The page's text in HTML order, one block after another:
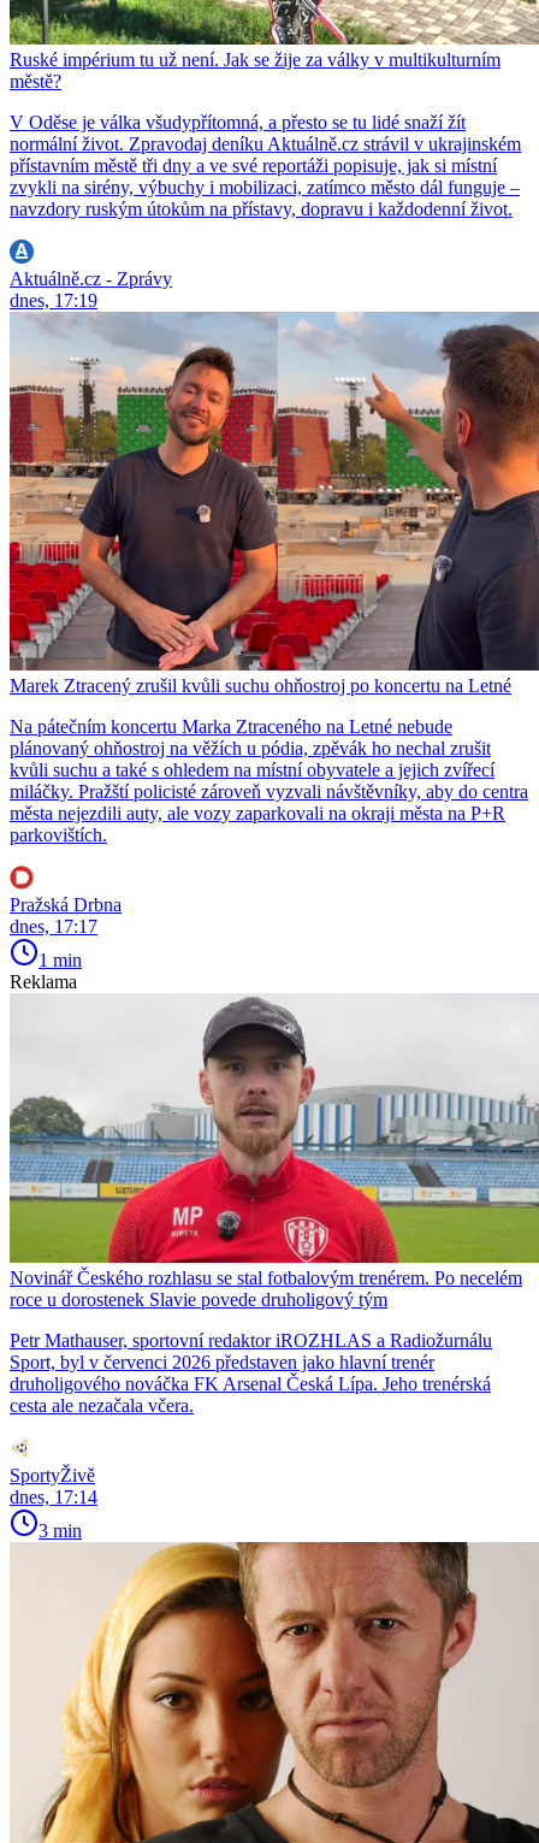
Ruské impérium tu už není. Jak se žije za války v multikulturním
městě?
V Oděse je válka všudypřítomná, a přesto se tu lidé snaží žít
normální život. Zpravodaj deníku Aktuálně.cz strávil v ukrajinském
přístavním městě tři dny a ve své reportáži popisuje, jak si místní
zvykli na sirény, výbuchy i mobilizaci, zatímco město dál funguje –
navzdory ruským útokům na přístavy, dopravu i každodenní život.
Aktuálně.cz - Zprávy
dnes, 17:19
Marek Ztracený zrušil kvůli suchu ohňostroj po koncertu na Letné
Na pátečním koncertu Marka Ztraceného na Letné nebude
plánovaný ohňostroj na věžích u pódia, zpěvák ho nechal zrušit
kvůli suchu a také s ohledem na místní obyvatele a jejich zvířecí
miláčky. Pražští policisté zároveň vyzvali návštěvníky, aby do centra
města nejezdili auty, ale vozy zaparkovali na okraji města na P+R
parkovištích.
Pražská Drbna
dnes, 17:17
1 min
Reklama
Novinář Českého rozhlasu se stal fotbalovým trenérem. Po necelém
roce u dorostenek Slavie povede druholigový tým
Petr Mathauser, sportovní redaktor iROZHLAS a Radiožurnálu
Sport, byl v červenci 2026 představen jako hlavní trenér
druholigového nováčka FK Arsenal Česká Lípa. Jeho trenérská
cesta ale nezačala včera.
SportyŽivě
dnes, 17:14
3 min